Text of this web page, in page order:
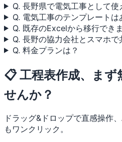
Q. 長野県で電気工事として使
Q. 電気工事のテンプレートは
Q. 既存のExcelから移行でき
Q. 長野の協力会社とスマホで
Q. 料金プランは？
📋 工程表作成、まず
せんか？
ドラッグ&ドロップで直感操作
もワンクリック。